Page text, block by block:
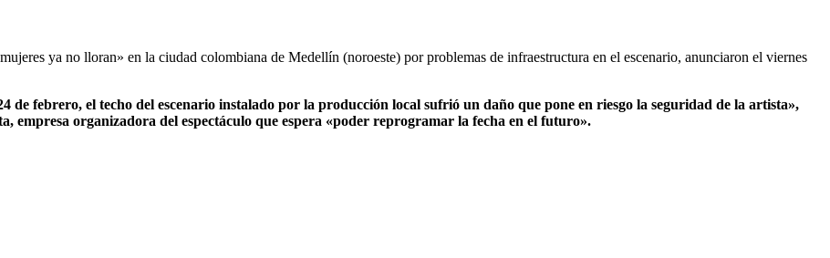
ya no lloran» en la ciudad colombiana de Medellín (noroeste) por problemas de infraestructura en el escenario, anunciaron el viernes
de febrero, el techo del escenario instalado por la producción local sufrió un daño que pone en riesgo la seguridad de la artista»,
empresa organizadora del espectáculo que espera «poder reprogramar la fecha en el futuro».